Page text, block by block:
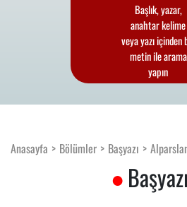
Başlık, yazar,
anahtar kelime
veya yazı içinden
metin ile arama
yapın
Anasayfa Bölümler Başyazı
Başyazı